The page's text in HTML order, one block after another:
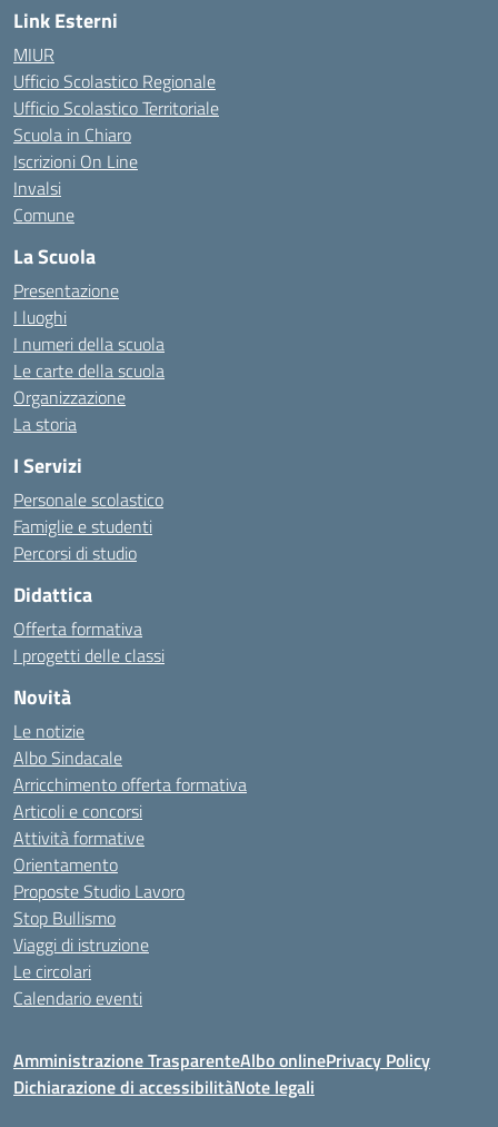
Link Esterni
MIUR
Ufficio Scolastico Regionale
Ufficio Scolastico Territoriale
Scuola in Chiaro
Iscrizioni On Line
Invalsi
Comune
La Scuola
Presentazione
I luoghi
I numeri della scuola
Le carte della scuola
Organizzazione
La storia
I Servizi
Personale scolastico
Famiglie e studenti
Percorsi di studio
Didattica
Offerta formativa
I progetti delle classi
Novità
Le notizie
Albo Sindacale
Arricchimento offerta formativa
Articoli e concorsi
Attività formative
Orientamento
Proposte Studio Lavoro
Stop Bullismo
Viaggi di istruzione
Le circolari
Calendario eventi
Amministrazione TrasparenteAlbo onlinePrivacy Policy
Dichiarazione di accessibilitàNote legali